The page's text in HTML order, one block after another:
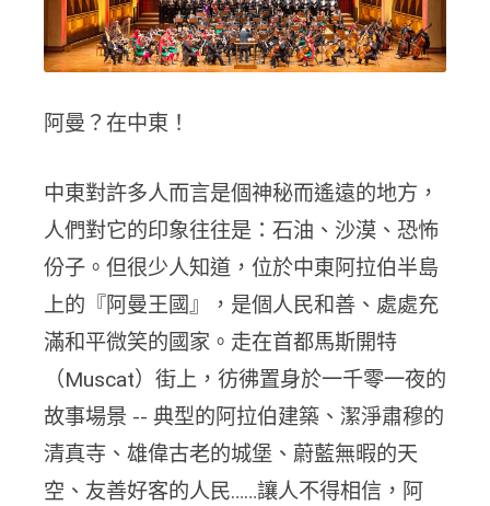
阿曼？在中東！
中東對許多人而言是個神秘而遙遠的地方，
人們對它的印象往往是：石油、沙漠、恐怖
份子。但很少人知道，位於中東阿拉伯半島
上的『阿曼王國』，是個人民和善、處處充
滿和平微笑的國家。走在首都馬斯開特
（Muscat）街上，彷彿置身於一千零一夜的
故事場景 -- 典型的阿拉伯建築、潔淨肅穆的
清真寺、雄偉古老的城堡、蔚藍無暇的天
空、友善好客的人民……讓人不得相信，阿